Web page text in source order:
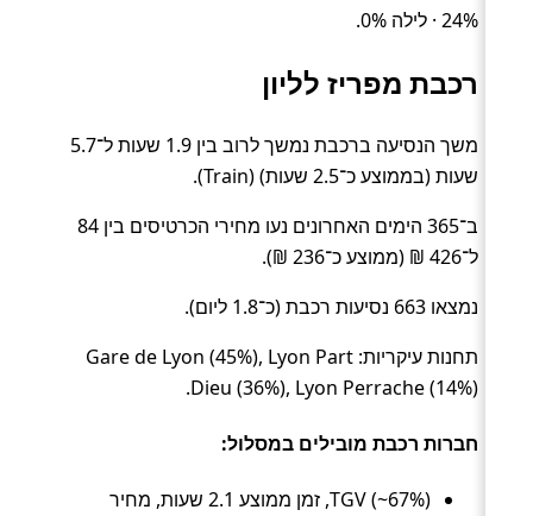
24% · לילה 0%.
רכבת מפריז לליון
משך הנסיעה ברכבת נמשך לרוב בין 1.9 שעות ל־5.7
שעות (בממוצע כ־2.5 שעות) (Train).
ב־365 הימים האחרונים נעו מחירי הכרטיסים בין 84
ל־426 ₪ (ממוצע כ־236 ₪).
נמצאו 663 נסיעות רכבת (כ־1.8 ליום).
תחנות עיקריות: Gare de Lyon (45%), Lyon Part
Dieu (36%), Lyon Perrache (14%).
חברות רכבת מובילים במסלול:
TGV (~67%), זמן ממוצע 2.1 שעות, מחיר